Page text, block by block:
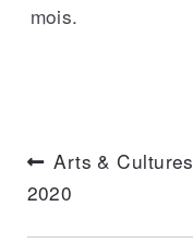
mois.
Arts & Cultures
2020